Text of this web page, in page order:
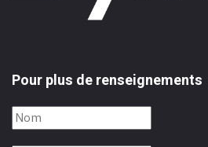
Pour plus de renseignements